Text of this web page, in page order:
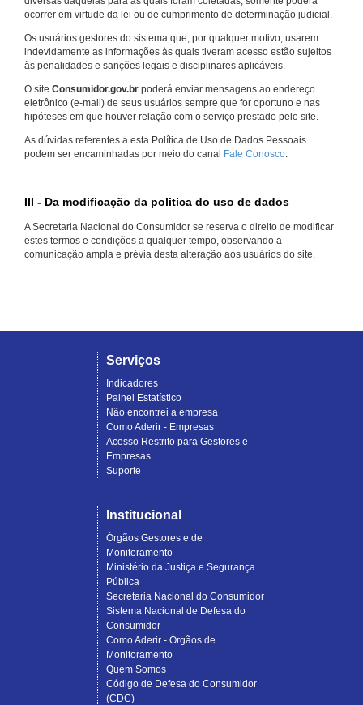
ocorrer em virtude da lei ou de cumprimento de determinação judicial.
Os usuários gestores do sistema que, por qualquer motivo, usarem
indevidamente as informações às quais tiveram acesso estão sujeitos
às penalidades e sanções legais e disciplinares aplicáveis.
O site Consumidor.gov.br poderá enviar mensagens ao endereço
eletrônico (e-mail) de seus usuários sempre que for oportuno e nas
hipóteses em que houver relação com o serviço prestado pelo site.
As dúvidas referentes a esta Política de Uso de Dados Pessoais
podem ser encaminhadas por meio do canal Fale Conosco.
III - Da modificação da politica do uso de dados
A Secretaria Nacional do Consumidor se reserva o direito de modificar
estes termos e condições a qualquer tempo, observando a
comunicação ampla e prévia desta alteração aos usuários do site.
Serviços
Indicadores
Painel Estatístico
Não encontrei a empresa
Como Aderir - Empresas
Acesso Restrito para Gestores e
Empresas
Suporte
Institucional
Órgãos Gestores e de
Monitoramento
Ministério da Justiça e Segurança
Pública
Secretaria Nacional do Consumidor
Sistema Nacional de Defesa do
Consumidor
Como Aderir - Órgãos de
Monitoramento
Quem Somos
Código de Defesa do Consumidor
(CDC)